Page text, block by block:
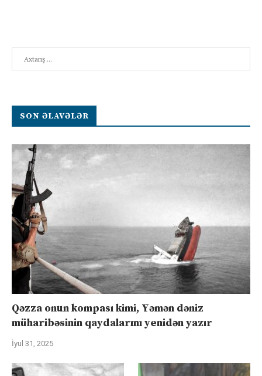
SON ƏLAVƏLƏR
Qəzza onun kompası kimi, Yəmən dəniz
müharibəsinin qaydalarını yenidən yazır
İyul 31, 2025